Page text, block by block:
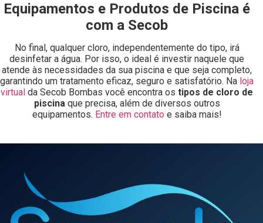
Equipamentos e Produtos de Piscina é
com a Secob
No final, qualquer cloro, independentemente do tipo, irá
desinfetar a água. Por isso, o ideal é investir naquele que
atende às necessidades da sua piscina e que seja completo,
garantindo um tratamento eficaz, seguro e satisfatório. Na loja
virtual da Secob Bombas você encontra os tipos de cloro de
piscinaque precisa, além de diversos outros
equipamentos. Entre em contato e saiba mais!